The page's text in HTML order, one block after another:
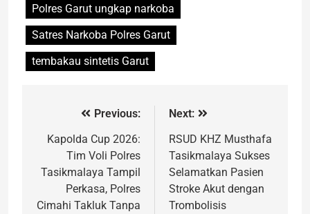
Polres Garut ungkap narkoba
Satres Narkoba Polres Garut
tembakau sintetis Garut
Previous:
Kapolda Cup 2026:
Tim Voli Polres
Tasikmalaya Tampil
Perkasa, Polres
Cimahi Takluk Tanpa
Next:
RSUD KHZ Musthafa
Tasikmalaya Sukses
Selamatkan Pasien
Stroke Akut dengan
Trombolisis